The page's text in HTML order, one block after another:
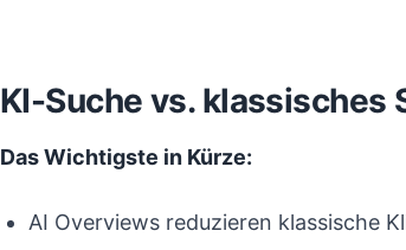
KI-Suche vs. klassisches
Das Wichtigste in Kürze:
AI Overviews reduzieren klassische